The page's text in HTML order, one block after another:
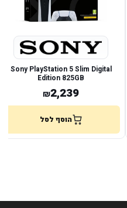
Sony PlayStation 5 Slim Digital
Edition 825GB
₪2,239
הוסף לסל